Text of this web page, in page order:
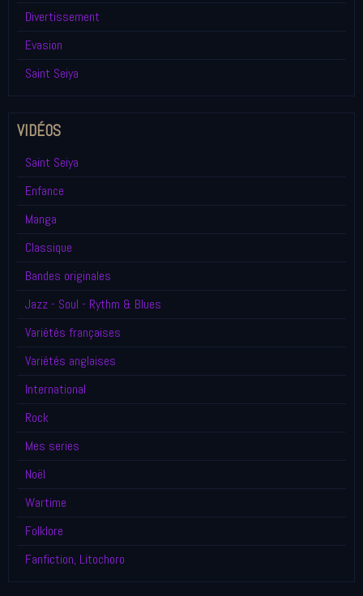
Divertissement
Evasion
Saint Seiya
VIDÉOS
Saint Seiya
Enfance
Manga
Classique
Bandes originales
Jazz - Soul - Rythm & Blues
Variétés françaises
Variétés anglaises
International
Rock
Mes series
Noël
Wartime
Folklore
Fanfiction, Litochoro